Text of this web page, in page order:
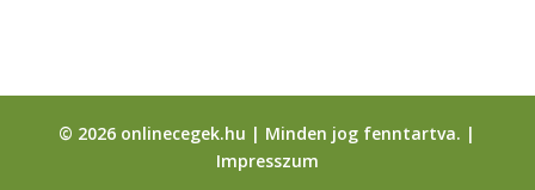
© 2026 onlinecegek.hu | Minden jog fenntartva. |
Impresszum